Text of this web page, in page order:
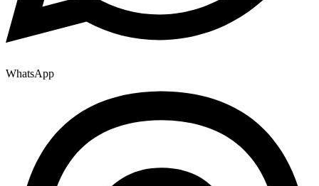
WhatsApp